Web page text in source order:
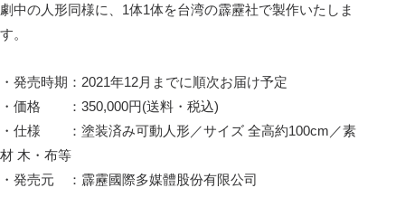
劇中の人形同様に、1体1体を台湾の霹靂社で製作いたしま
す。
・発売時期：2021年12月までに順次お届け予定
・価格 ：350,000円(送料・税込)
・仕様 ：塗装済み可動人形／サイズ 全高約100cm／素
材 木・布等
・発売元 ：霹靂國際多媒體股份有限公司